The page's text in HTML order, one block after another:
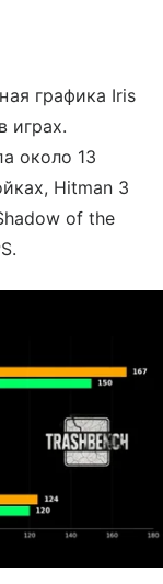
графика Iris
играх.
около 13
Hitman 3
of the